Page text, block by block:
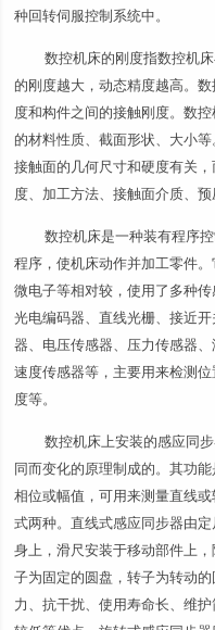
种回转伺服控制系统中。
数控机床的刚度指数控机
的刚度越大，动态精度越高。
度和构件之间的接触刚度。数
的材料性质、截面形状、大小
接触面的几何尺寸和硬度有关
度、加工方法、接触面介质、预
数控机床是一种装有程序
程序，使机床动作并加工零件
微电子等相对较，使用了多种
光电编码器、直线光栅、接近
器、电压传感器、压力传感器
速度传感器等，主要用来检测
度等。
数控机床上安装的感应同
同而变化的原理制成的。其功
相位或幅值，可用来测量直线
式两种。直线式感应同步器由
身上，滑尺安装于移动部件上
子为固定的圆盘，转子为转动
力、抗干扰、使用寿命长、维